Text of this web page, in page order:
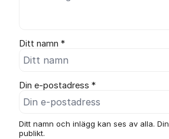
Ditt namn *
Din e-postadress *
Ditt namn och inlägg kan ses av alla.
publikt.